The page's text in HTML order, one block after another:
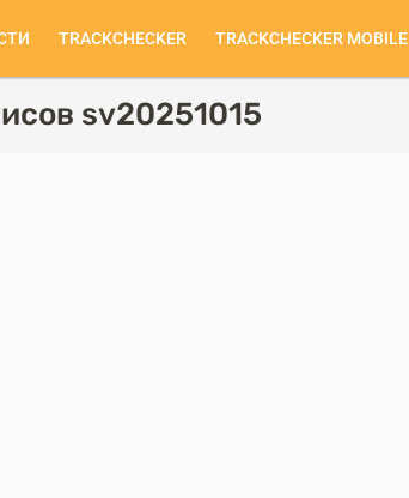
TRACKCHECKER TRACKCHECKER MOBILE
sv20251015